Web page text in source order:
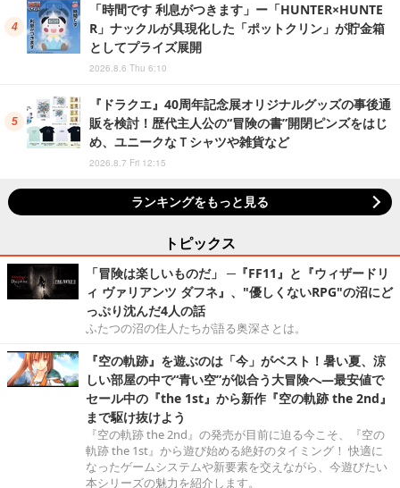
「時間です 利息がつきます」ー「HUNTER×HUNTE
R」ナックルが具現化した「ポットクリン」が貯金箱
としてプライズ展開
2026.8.6 Thu 6:10
『ドラクエ』40周年記念展オリジナルグッズの事後通
販を検討！歴代主人公の“冒険の書”開閉ピンズをはじ
め、ユニークなＴシャツや雑貨など
2026.8.7 Fri 12:15
ランキングをもっと見る
トピックス
「冒険は楽しいものだ」 ─『FF11』と『ウィザードリ
ィ ヴァリアンツ ダフネ』、"優しくないRPG"の沼にど
っぷり沈んだ4人の話
ふたつの沼の住人たちが語る奥深さとは。
『空の軌跡』を遊ぶのは「今」がベスト！暑い夏、涼
しい部屋の中で“青い空”が似合う大冒険へ―最安値で
セール中の『the 1st』から新作『空の軌跡 the 2nd』
まで駆け抜けよう
『空の軌跡 the 2nd』の発売が目前に迫る今こそ、『空の
軌跡 the 1st』から遊び始める絶好のタイミング！ 快適に
なったゲームシステムや新要素を交えながら、今遊びたい
本シリーズの魅力を紹介します。